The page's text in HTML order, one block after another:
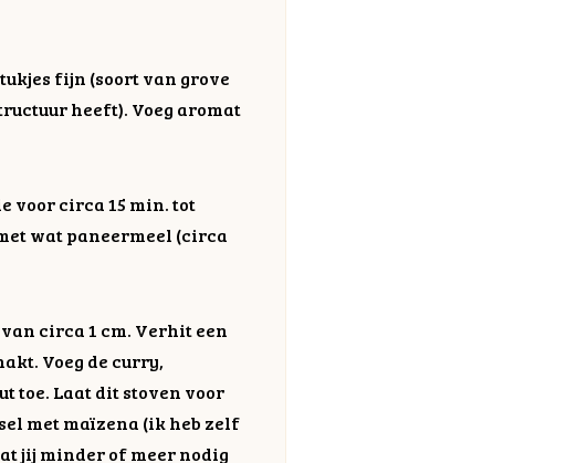
fijn (soort van grove
heeft). Voeg aromat
voor circa 15 min. tot
wat paneermeel (circa
circa 1 cm. Verhit een
Voeg de curry,
toe. Laat dit stoven voor
met maïzena (ik heb zelf
jij minder of meer nodig